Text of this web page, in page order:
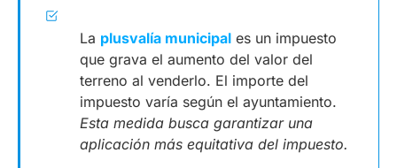
La plusvalía municipal es un impuesto
que grava el aumento del valor del
terreno al venderlo. El importe del
impuesto varía según el ayuntamiento.
Esta medida busca garantizar una
aplicación más equitativa del impuesto.